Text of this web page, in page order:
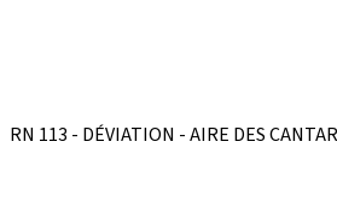
RN 113 - DÉVIATION - AIRE DES